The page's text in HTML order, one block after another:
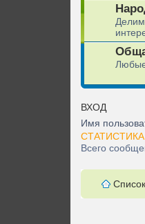
ВХОД
Имя
СТАТИСТИКА
Всего